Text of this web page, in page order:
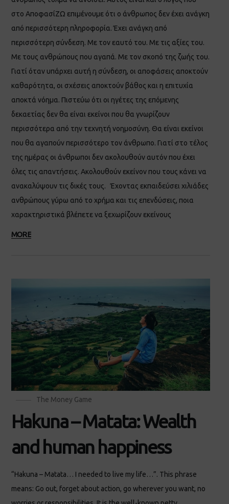
στο ΑποφασίΖΩ επιμένουμε ότι ο άνθρωπος δεν έχει ανάγκη
από περισσότερη πληροφορία. Έχει ανάγκη από
περισσότερη σύνδεση. Με τον εαυτό του. Με τις αξίες του.
Με τους ανθρώπους που αγαπά. Με τον σκοπό της ζωής του.
Γιατί όταν υπάρχει αυτή η σύνδεση, οι αποφάσεις αποκτούν
καθαρότητα, οι σχέσεις αποκτούν βάθος και η επιτυχία
αποκτά νόημα. Πιστεύω ότι οι ηγέτες της επόμενης
δεκαετίας δεν θα είναι εκείνοι που θα γνωρίζουν
περισσότερα από την τεχνητή νοημοσύνη. Θα είναι εκείνοι
που θα αγαπούν περισσότερο τον άνθρωπο. Γιατί στο τέλος
της ημέρας οι άνθρωποι δεν ακολουθούν αυτόν που έχει
όλες τις απαντήσεις. Ακολουθούν εκείνον που τους κάνει να
ανακαλύψουν τις δικές τους. Έχοντας εκπαιδεύσει χιλιάδες
ανθρώπους γύρω από το χρήμα και τις επενδύσεις, ποια
χαρακτηριστικά βλέπετε να ξεχωρίζουν εκείνους
MORE
The Money Game
Hakuna – Matata: Wealth
and human happiness
“Hakuna – Matata… I needed to live my life…”​. This phrase
means: Go out, forget about action, go wherever you want, no